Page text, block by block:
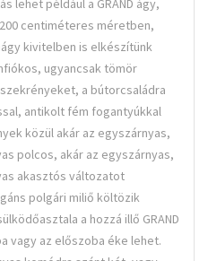
lehet például a GRAND ágy,
centiméteres méretben,
kivitelben is elkészítünk
ugyancsak tömör
a bútorcsaládra
antikolt fém fogantyúkkal
közül akár az egyszárnyas,
polcos, akár az egyszárnyas,
akasztós változatot
polgári miliő költözik
a hozzá illő GRAND
vagy az előszoba éke lehet.